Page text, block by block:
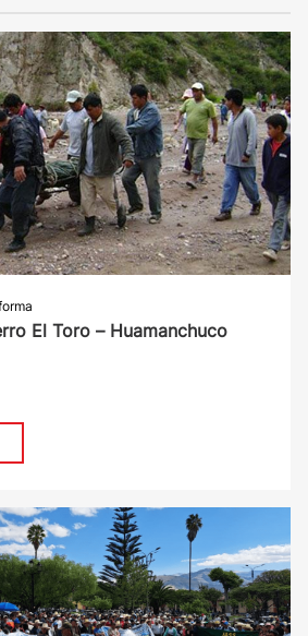
El Toro – Huamanchuco